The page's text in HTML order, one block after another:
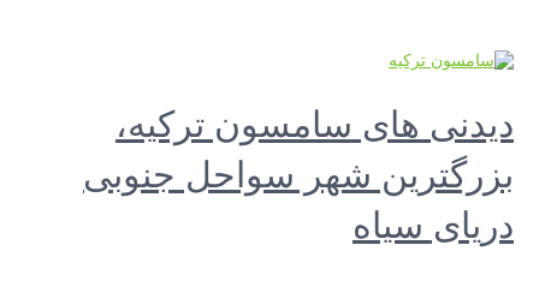
دیدنی های سامسون ترکیه،
بزرگترین شهر سواحل جنوبی
دریای سیاه